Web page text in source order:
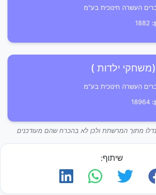
העשרה חינוכית בע"מ
ילדות )
העשרה חינוכית בע"מ
נדלו מתוך המרשתת ולכן לא בהכרח שהם מעודכנים
שיתוף: